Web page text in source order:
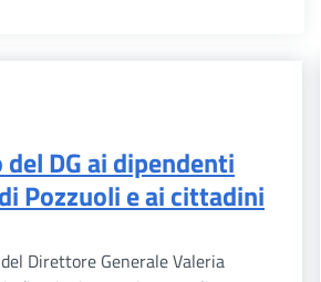
DG ai dipendenti
Pozzuoli e ai cittadini
Direttore Generale Valeria